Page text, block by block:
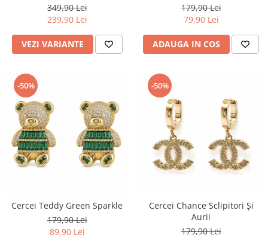
349,90 Lei
239,90 Lei
VEZI VARIANTE
179,90 Lei
79,90 Lei
ADAUGA IN COS
-50%
Cercei Teddy Green Sparkle
179,90 Lei
89,90 Lei
-50%
Cercei Chance Sclipitori Și
Aurii
179,90 Lei